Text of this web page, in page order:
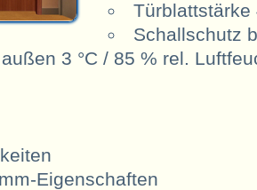
Türblattstärke
Schallschutz
3 °C / 85 % rel.
Eigenschaften